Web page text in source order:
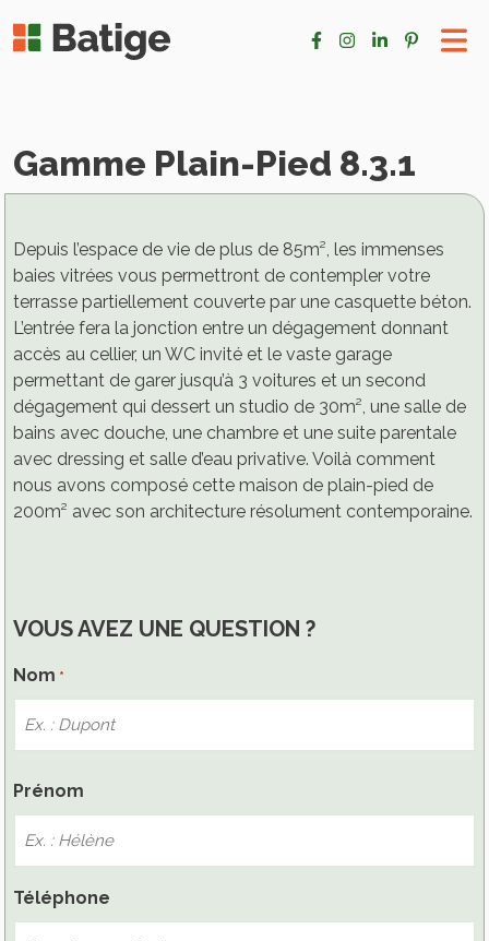
Gamme Plain-Pied 8.3.1
Depuis l’espace de vie de plus de 85m², les immenses
baies vitrées vous permettront de contempler votre
terrasse partiellement couverte par une casquette béton.
L’entrée fera la jonction entre un dégagement donnant
accès au cellier, un WC invité et le vaste garage
permettant de garer jusqu’à 3 voitures et un second
dégagement qui dessert un studio de 30m², une salle de
bains avec douche, une chambre et une suite parentale
avec dressing et salle d’eau privative. Voilà comment
nous avons composé cette maison de plain-pied de
200m² avec son architecture résolument contemporaine.
VOUS AVEZ UNE QUESTION ?
Nom *
Prénom
Téléphone